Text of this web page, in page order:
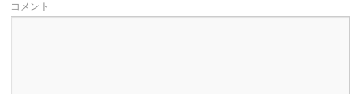
コメント